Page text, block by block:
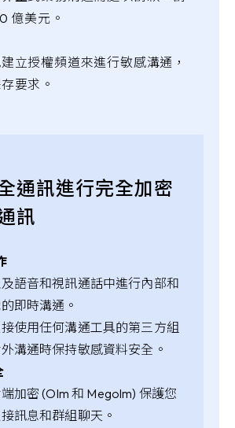
億美元。
立授權頻道來進行敏感溝通，
要求。
通訊進行完全加密
訊
語音和視訊通話中進行內部和
即時溝通。
使用任何溝通工具的第三方組
溝通時保持敏感資料安全。
加密 (Olm 和 Megolm) 保護您
訊息和群組聊天。